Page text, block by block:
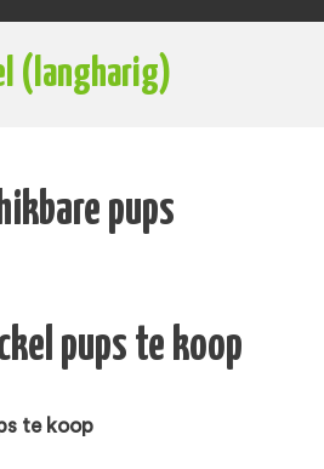
(langharig)
pups
pups te koop
te koop